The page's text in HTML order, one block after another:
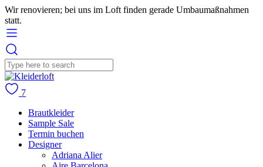
Wir renovieren; bei uns im Loft finden gerade Umbaumaßnahmen
statt.
7
Brautkleider
Sample Sale
Termin buchen
Designer
Adriana Alier